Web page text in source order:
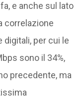
e anche sul lato
correlazione
per cui le
sono il 34%,
precedente, ma